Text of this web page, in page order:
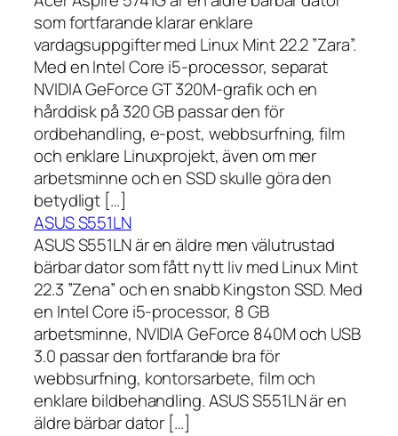
som fortfarande klarar enklare
vardagsuppgifter med Linux Mint 22.2 ”Zara”.
Med en Intel Core i5-processor, separat
NVIDIA GeForce GT 320M-grafik och en
hårddisk på 320 GB passar den för
ordbehandling, e-post, webbsurfning, film
och enklare Linuxprojekt, även om mer
arbetsminne och en SSD skulle göra den
betydligt […]
ASUS S551LN
ASUS S551LN är en äldre men välutrustad
bärbar dator som fått nytt liv med Linux Mint
22.3 ”Zena” och en snabb Kingston SSD. Med
en Intel Core i5-processor, 8 GB
arbetsminne, NVIDIA GeForce 840M och USB
3.0 passar den fortfarande bra för
webbsurfning, kontorsarbete, film och
enklare bildbehandling. ASUS S551LN är en
äldre bärbar dator […]